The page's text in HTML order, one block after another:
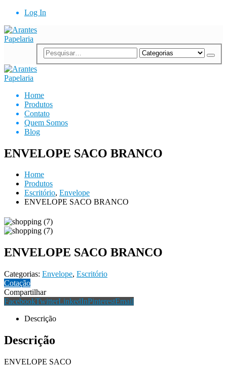
Log In
Home
Produtos
Contato
Quem Somos
Blog
ENVELOPE SACO BRANCO
Home
Produtos
Escritório, Envelope
ENVELOPE SACO BRANCO
ENVELOPE SACO BRANCO
Categorias: Envelope, Escritório
Cotação
Compartilhar
FacebookTwitterLinkedInPinterestEmail
Descrição
Descrição
ENVELOPE SACO